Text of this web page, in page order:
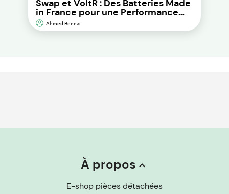
Swap et VoltR : Des Batteries Made
in France pour une Performance
Durable et d’Impact
Environnemental Réduit.
Ahmed Bennai
À propos keyboard_arrow_up
E-shop pièces détachées